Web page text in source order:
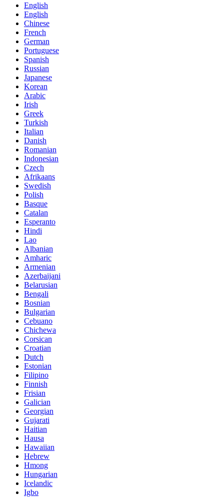
English
English
Chinese
French
German
Portuguese
Spanish
Russian
Japanese
Korean
Arabic
Irish
Greek
Turkish
Italian
Danish
Romanian
Indonesian
Czech
Afrikaans
Swedish
Polish
Basque
Catalan
Esperanto
Hindi
Lao
Albanian
Amharic
Armenian
Azerbaijani
Belarusian
Bengali
Bosnian
Bulgarian
Cebuano
Chichewa
Corsican
Croatian
Dutch
Estonian
Filipino
Finnish
Frisian
Galician
Georgian
Gujarati
Haitian
Hausa
Hawaiian
Hebrew
Hmong
Hungarian
Icelandic
Igbo